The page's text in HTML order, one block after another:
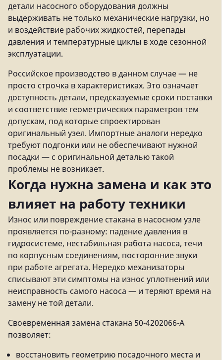
детали насосного оборудования должны
выдерживать не только механические нагрузки, но
и воздействие рабочих жидкостей, перепады
давления и температурные циклы в ходе сезонной
эксплуатации.
Российское производство в данном случае — не
просто строчка в характеристиках. Это означает
доступность детали, предсказуемые сроки поставки
и соответствие геометрических параметров тем
допускам, под которые спроектирован
оригинальный узел. Импортные аналоги нередко
требуют подгонки или не обеспечивают нужной
посадки — с оригинальной деталью такой
проблемы не возникает.
Когда нужна замена и как это
влияет на работу техники
Износ или повреждение стакана в насосном узле
проявляется по-разному: падение давления в
гидросистеме, нестабильная работа насоса, течи
по корпусным соединениям, посторонние звуки
при работе агрегата. Нередко механизаторы
списывают эти симптомы на износ уплотнений или
неисправность самого насоса — и теряют время на
замену не той детали.
Своевременная замена стакана 50-4202066-А
позволяет:
восстановить геометрию посадочного места и